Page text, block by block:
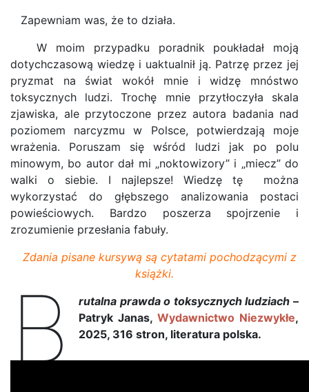
Zapewniam was, że to działa.
W moim przypadku poradnik poukładał moją
dotychczasową wiedzę i uaktualnił ją. Patrzę przez jej
pryzmat na świat wokół mnie i widzę mnóstwo
toksycznych ludzi. Trochę mnie przytłoczyła skala
zjawiska, ale przytoczone przez autora badania nad
poziomem narcyzmu w Polsce, potwierdzają moje
wrażenia. Poruszam się wśród ludzi jak po polu
minowym, bo autor dał mi „noktowizory” i „miecz” do
walki o siebie. I najlepsze! Wiedzę tę można
wykorzystać do głębszego analizowania postaci
powieściowych. Bardzo poszerza spojrzenie i
zrozumienie przesłania fabuły.
Zdania pisane kursywą są cytatami pochodzącymi z
książki.
B rutalna prawda o toksycznych ludziach –
Patryk Janas,Wydawnictwo Niezwykłe,
2025, 316 stron, literatura polska.